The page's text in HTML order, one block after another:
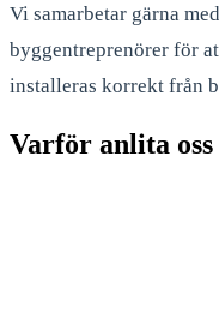
Vi samarbetar gärna
byggentreprenörer för
installeras korrekt från
Varför anlita